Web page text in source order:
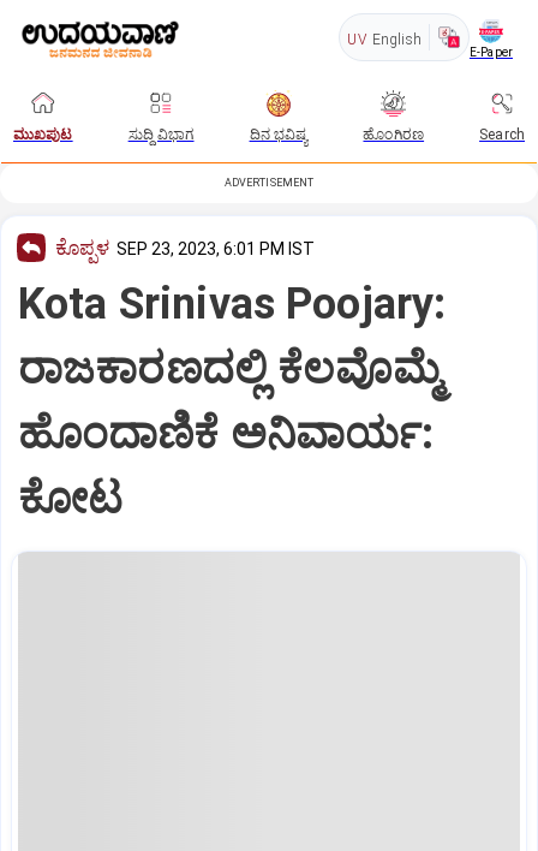
UV English
E-Paper
ಮುಖಪುಟ ಸುದ್ದಿ ವಿಭಾಗ ದಿನ ಭವಿಷ್ಯ ಹೊಂಗಿರಣ Search
ADVERTISEMENT
ಕೊಪ್ಪಳ SEP 23, 2023, 6:01 PM IST
Kota Srinivas Poojary:
ರಾಜಕಾರಣದಲ್ಲಿ ಕೆಲವೊಮ್ಮೆ
ಹೊಂದಾಣಿಕೆ ಅನಿವಾರ್ಯ:
ಕೋಟ